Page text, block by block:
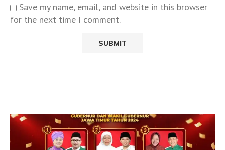
Save my name, email, and website in this browser
for the next time I comment.